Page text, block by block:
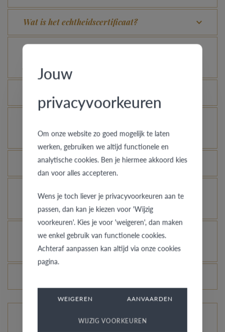
Wat is het echtheidscertificaat?
Voor welke ringen is de diefstalverzekering
andere kleur of breedte?
Hoe blijft je gouden ring er als nieuw uitzien?
Je gouden, platina of palladium ring nog meer
laten glanzen, kan dat?
Hoe vermijd je dat het gerhodineerd wit goud
verandert in champagnekleur?
Jouw
privacyvoorkeuren
Om onze website zo goed mogelijk te laten
werken, gebruiken we altijd functionele en
analytische cookies. Ben je hiermee akkoord kies
dan voor alles accepteren.
Wens je toch liever je privacyvoorkeuren aan te
passen, dan kan je kiezen voor 'Wijzig
voorkeuren'. Kies je voor 'weigeren', dan maken
we enkel gebruik van functionele cookies.
Achteraf aanpassen kan altijd via onze cookies
pagina.
WEIGEREN AANVAARDEN
WIJZIG VOORKEUREN